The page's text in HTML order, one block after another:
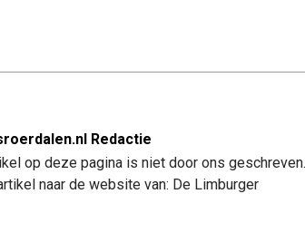
Redactie
op deze pagina is niet door ons
naar de website van: De Limburger